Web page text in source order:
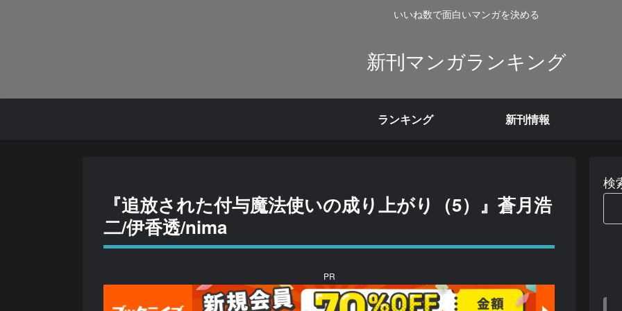
いいね数で面白いマンガを決める
新刊マンガランキング
ランキング 新刊情報
『追放された付与魔法使いの成り上がり（5）』蒼月浩
二/伊香透/nima
PR
検